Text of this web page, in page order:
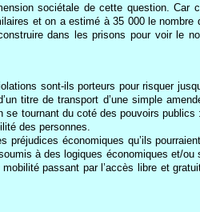
sociétale de cette question. Car
et on a estimé à 35 000 le nombre
dans les prisons pour voir le
sont-ils porteurs pour risquer
titre de transport d’une simple
tournant du coté des pouvoirs
des personnes.
économiques qu’ils
à des logiques économiques et/
passant par l’accès libre et